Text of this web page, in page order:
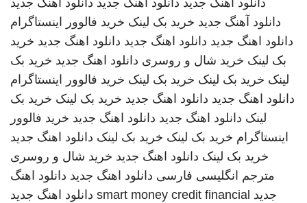
دانلود اهنگ جدید دانلود اهنگ جدید دانلود اهنگ جدید
دانلود آهنگ جدید خرید بک لینک خرید فالوور اینستاگرام
دانلود اهنگ جدید دانلود اهنگ جدید دانلود اهنگ جدید خرید
بک لینک خرید شال و روسری دانلود اهنگ جدید خرید بک
لینک خرید بک لینک خرید بک لینک خرید فالوور اینستاگرام
دانلود اهنگ جدید دانلود اهنگ جدید خرید بک لینک خرید بک
لینک دانلود اهنگ جدید دانلود اهنگ جدید خرید فالوور
اینستاگرام خرید بک لینک خرید بک لینک دانلود اهنگ جدید
خرید بک لینک دانلود اهنگ جدید خرید شال و روسری
مترجم انگلیسی فارسی دانلود اهنگ جدید دانلود اهنگ
جدید smart money credit financial دانلود اهنگ جدید